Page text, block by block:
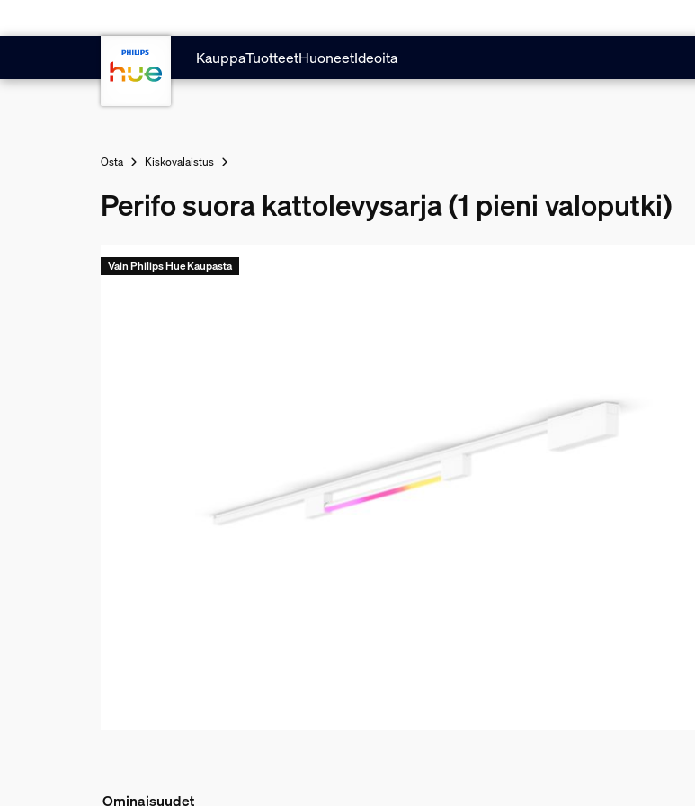
KauppaTuotteetHuoneetIdeoita
Osta Kiskovalaistus
Perifo suora kattolevysarja (1 pieni valoputki)
Vain Philips Hue Kaupasta
Ominaisuudet